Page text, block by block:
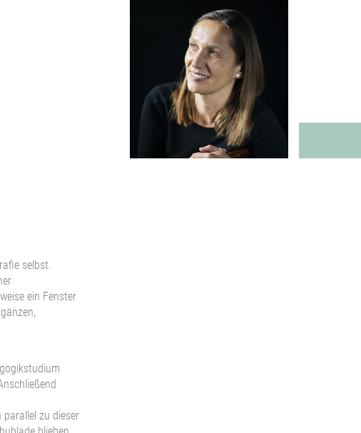
selbst.
ein Fenster
zu dieser